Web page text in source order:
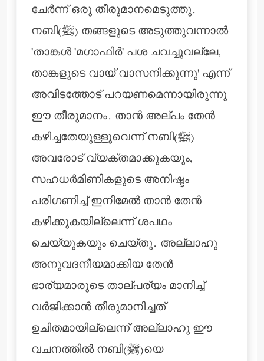
ചേര്‍ന്ന് ഒരു തീരുമാനമെടുത്തു.
നബി(ﷺ) തങ്ങളുടെ അടുത്തുവന്നാല്‍
'താങ്കള്‍ 'മഗാഫിര്‍' പശ ചവച്ചുവല്ലേ,
താങ്കളുടെ വായ് വാസനിക്കുന്നു' എന്ന്
അവിടത്തോട് പറയണമെന്നായിരുന്നു
ഈ തീരുമാനം. താന്‍ അല്പം തേന്‍
കഴിച്ചതേയുള്ളൂവെന്ന് നബി(ﷺ)
അവരോട് വ്യക്തമാക്കുകയും,
സഹധര്‍മിണികളുടെ അനിഷ്ടം
പരിഗണിച്ച് ഇനിമേല്‍ താന്‍ തേന്‍
കഴിക്കുകയില്ലെന്ന് ശപഥം
ചെയ്യുകയും ചെയ്തു. അല്ലാഹു
അനുവദനീയമാക്കിയ തേന്‍
ഭാര്യമാരുടെ താല്പര്യം മാനിച്ച്
വര്‍ജിക്കാന്‍ തീരുമാനിച്ചത്
ഉചിതമായില്ലെന്ന് അല്ലാഹു ഈ
വചനത്തില്‍ നബി(ﷺ)യെ